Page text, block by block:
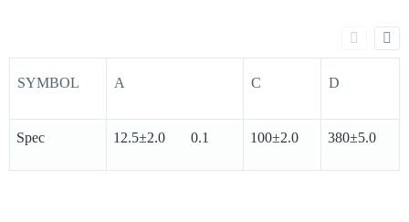
SYMBOL A C D
Spec 12.5±2.0 0.1 100±2.0 380±5.0